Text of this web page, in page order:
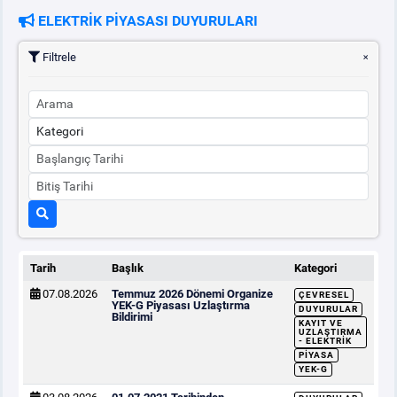
PİYASAKAYITSÜRECİ
SERBEST TÜKETİCİ
MALİ UZLAŞTIRMA
TEMİNAT
BÜLTENLER
DUYURULAR
BT HİZMET YÖNETİM SİSTEMİ POLİTİKAMIZ
ELEKTRİK PİYASASI DUYURULARI
Filtrele
Tarih Başlık
Kategori
07.08.2026
Temmuz 2026 Dönemi Organize
YEK-G Piyasası Uzlaştırma
Bildirimi
ÇEVRESEL
DUYURULAR
KAYIT VE
UZLAŞTIRMA
- ELEKTRIK
PIYASA
YEK-G